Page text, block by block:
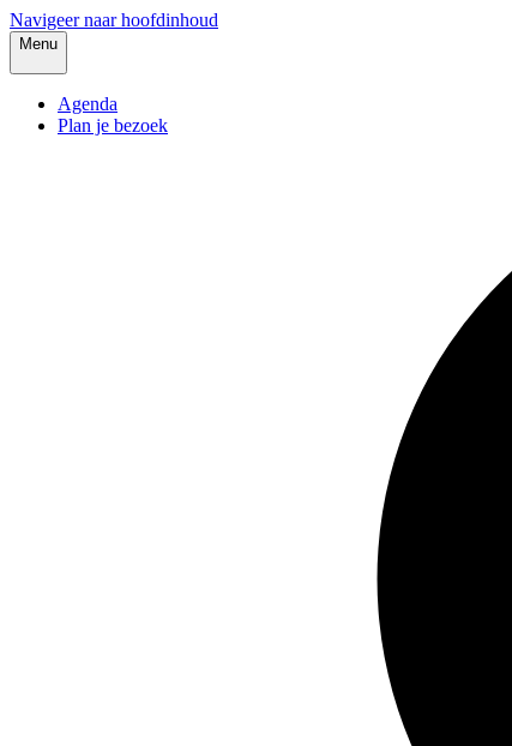
Navigeer naar hoofdinhoud
Menu
Agenda
Plan je bezoek